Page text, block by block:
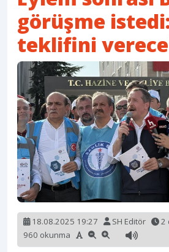
görüşme
teklifini
18.08.2025 19:27 SH Editör
2
960 okunma